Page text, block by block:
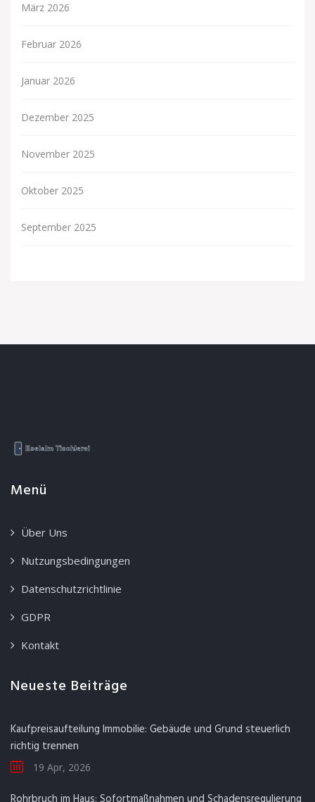
März 2026
Februar 2026
Januar 2026
Dezember 2025
November 2025
Oktober 2025
September 2025
Menü
Über Uns
Nutzungsbedingungen
Datenschutzrichtlinie
GDPR
Kontakt
Neueste Beiträge
Kaufpreisaufteilung Immobilie: Gebäude und Grund steuerlich
richtig trennen
19 Apr, 2026